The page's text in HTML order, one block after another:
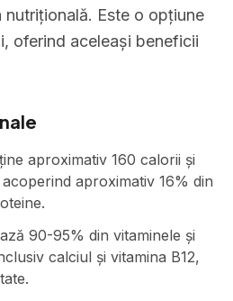
Este o opțiune
oferind aceleași beneficii
aproximativ 160 calorii și
aproximativ 16% din
90-95% din vitaminele și
calciul și vitamina B12,